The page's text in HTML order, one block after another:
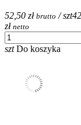
52,50 zł brutto / szt
zł netto
szt Do koszyka